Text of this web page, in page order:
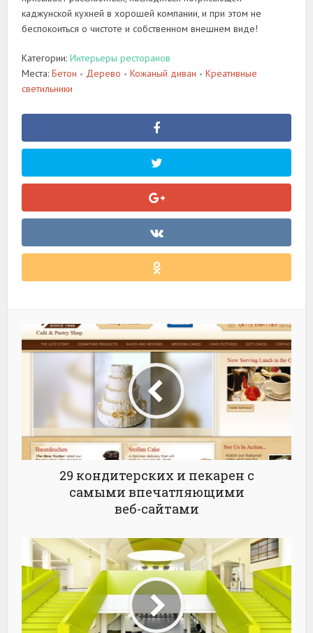
каджунской кухней в хорошей компании, и при этом не
беспокоиться о чистоте и собственном внешнем виде!
Категории:Интерьеры ресторанов
Места:Бетон • Дерево • Кожаный диван • Креативные
светильники
29 кондитерских и пекарен с
самыми впечатляющими
веб-сайтами